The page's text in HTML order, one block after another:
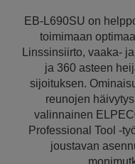
EB-L690SU on
toimimaan
Linssinsiirto, vaaka-
ja 360 asteen
sijoituksen.
reunojen
valinnainen
Professional Tool -
joustavan